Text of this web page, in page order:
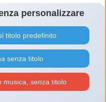
personalizzare
titolo predefinito
senza titolo
musica, senza titolo